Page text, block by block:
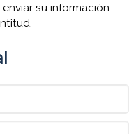
su información.